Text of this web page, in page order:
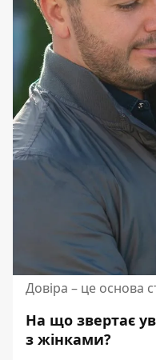
Довіра – це основа
На що звертає
з жінками?